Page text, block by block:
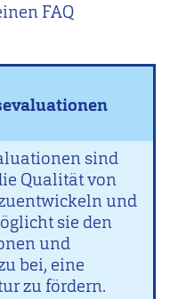
FAQ
sind
Qualität von
und
sie den
und
bei, eine
zu fördern.